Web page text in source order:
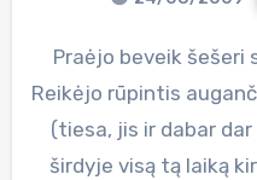
Praėjo beveik šešeri sėslaus gyvenimo metai.
Reikėjo rūpintis
(tiesa, jis ir dabar
širdyje visą tą laiką